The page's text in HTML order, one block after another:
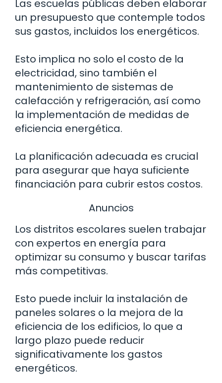
Las escuelas públicas deben elaborar
un presupuesto que contemple todos
sus gastos, incluidos los energéticos.
Esto implica no solo el costo de la
electricidad, sino también el
mantenimiento de sistemas de
calefacción y refrigeración, así como
la implementación de medidas de
eficiencia energética.
La planificación adecuada es crucial
para asegurar que haya suficiente
financiación para cubrir estos costos.
Anuncios
Los distritos escolares suelen trabajar
con expertos en energía para
optimizar su consumo y buscar tarifas
más competitivas.
Esto puede incluir la instalación de
paneles solares o la mejora de la
eficiencia de los edificios, lo que a
largo plazo puede reducir
significativamente los gastos
energéticos.